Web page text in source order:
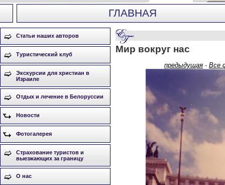
ГЛАВНАЯ
Статьи наших авторов
Туристический клуб
Экскурсии для христиан в
Израиле
Отдых и лечение в Белоруссии
Новости
Фотогалерея
Страхование туристов и
выезжающих за границу
О нас
Мир вокруг нас
предыдущая - Все